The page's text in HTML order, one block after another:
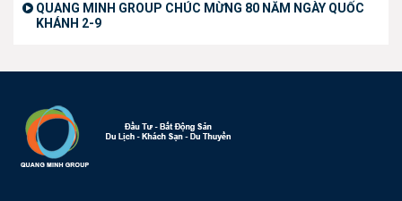
QUANG MINH GROUP CHÚC MỪNG 80 NĂM NGÀY QUỐC
KHÁNH 2-9